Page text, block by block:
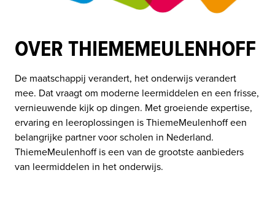
OVER THIEMEMEULENHOFF
De maatschappij verandert, het onderwijs verandert
mee. Dat vraagt om moderne leermiddelen en een frisse,
vernieuwende kijk op dingen. Met groeiende expertise,
ervaring en leeroplossingen is ThiemeMeulenhoff een
belangrijke partner voor scholen in Nederland.
ThiemeMeulenhoff is een van de grootste aanbieders
van leermiddelen in het onderwijs.